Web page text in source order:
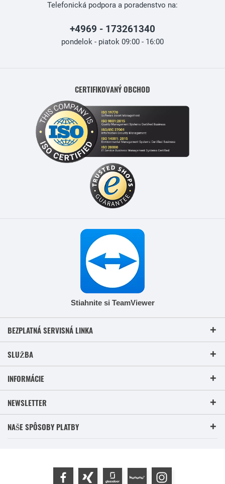
Telefonická podpora a poradenstvo na:
+4969 - 173261340
pondelok - piatok 09:00 - 16:00
CERTIFIKOVANÝ OBCHOD
Stiahnite si TeamViewer
BEZPLATNÁ SERVISNÁ LINKA
SLUŽBA
INFORMÁCIE
NEWSLETTER
NAŠE SPÔSOBY PLATBY